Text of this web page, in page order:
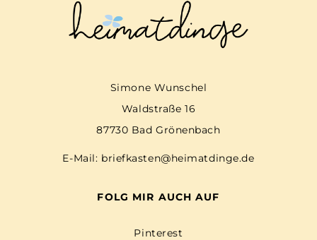
Simone Wunschel
Waldstraße 16
87730 Bad Grönenbach
E-Mail: briefkasten@heimatdinge.de
FOLG MIR AUCH AUF
Pinterest